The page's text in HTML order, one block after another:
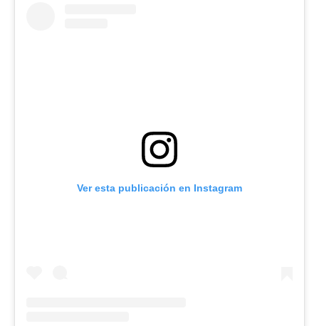
Ver esta publicación en Instagram